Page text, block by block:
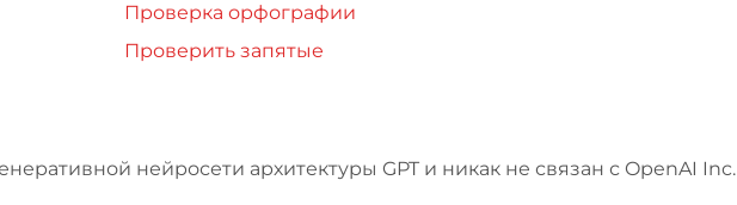
Проверка орфографии
Проверить запятые
нейросети архитектуры GPT и никак не связан с OpenAI Inc.